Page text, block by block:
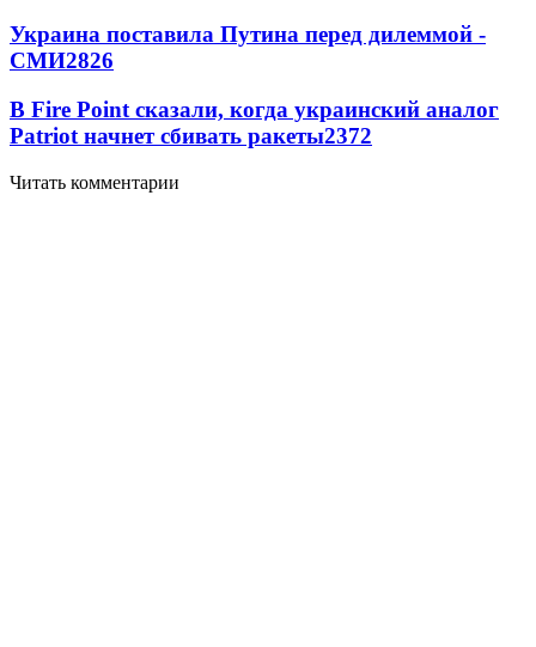
Украина поставила Путина перед дилеммой -
СМИ2826
В Fire Point сказали, когда украинский аналог
Patriot начнет сбивать ракеты2372
Читать комментарии